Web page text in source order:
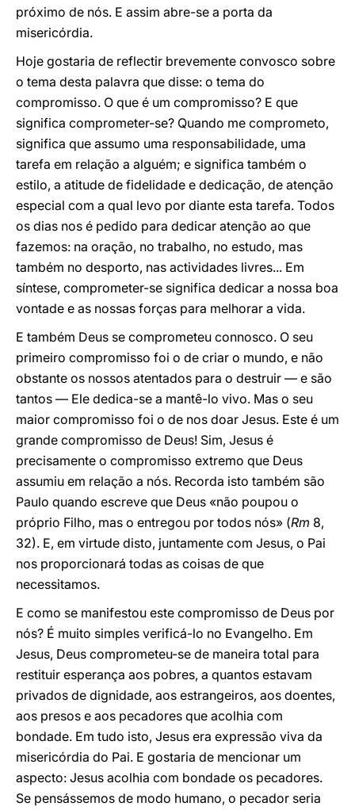
próximo de nós. E assim abre-se a porta da
misericórdia.
Hoje gostaria de reflectir brevemente convosco sobre
o tema desta palavra que disse: o tema do
compromisso. O que é um compromisso? E que
significa comprometer-se? Quando me comprometo,
significa que assumo uma responsabilidade, uma
tarefa em relação a alguém; e significa também o
estilo, a atitude de fidelidade e dedicação, de atenção
especial com a qual levo por diante esta tarefa. Todos
os dias nos é pedido para dedicar atenção ao que
fazemos: na oração, no trabalho, no estudo, mas
também no desporto, nas actividades livres... Em
síntese, comprometer-se significa dedicar a nossa boa
vontade e as nossas forças para melhorar a vida.
E também Deus se comprometeu connosco. O seu
primeiro compromisso foi o de criar o mundo, e não
obstante os nossos atentados para o destruir — e são
tantos — Ele dedica-se a mantê-lo vivo. Mas o seu
maior compromisso foi o de nos doar Jesus. Este é um
grande compromisso de Deus! Sim, Jesus é
precisamente o compromisso extremo que Deus
assumiu em relação a nós. Recorda isto também são
Paulo quando escreve que Deus «não poupou o
próprio Filho, mas o entregou por todos nós» (Rm 8,
32). E, em virtude disto, juntamente com Jesus, o Pai
nos proporcionará todas as coisas de que
necessitamos.
E como se manifestou este compromisso de Deus por
nós? É muito simples verificá-lo no Evangelho. Em
Jesus, Deus comprometeu-se de maneira total para
restituir esperança aos pobres, a quantos estavam
privados de dignidade, aos estrangeiros, aos doentes,
aos presos e aos pecadores que acolhia com
bondade. Em tudo isto, Jesus era expressão viva da
misericórdia do Pai. E gostaria de mencionar um
aspecto: Jesus acolhia com bondade os pecadores.
Se pensássemos de modo humano, o pecador seria